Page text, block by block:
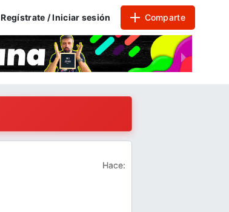
Regístrate / Iniciar sesión Comparte
Hace: